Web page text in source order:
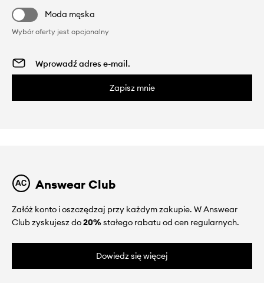
Moda męska
Wybór oferty jest opcjonalny
Zapisz mnie
Answear Club
Załóż konto i oszczędzaj przy każdym zakupie. W Answear
Club zyskujesz do20%stałego rabatu od cen regularnych.
Dowiedz się więcej